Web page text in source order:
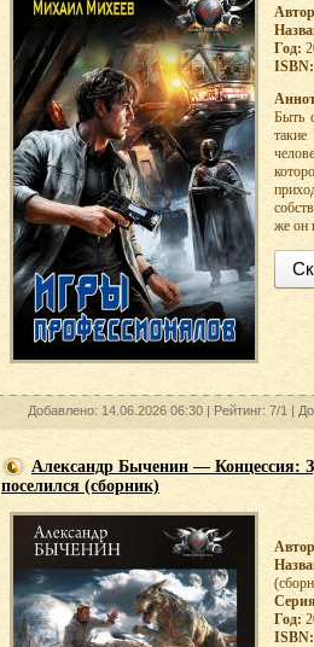
Год:
ISBN:
Быть
же он
Добавлено: 14.06.2026 06:30 | Рейтинг: 7/1 |
Александр Быченин — Концессия:
поселился (сборник)
Год:
ISBN: